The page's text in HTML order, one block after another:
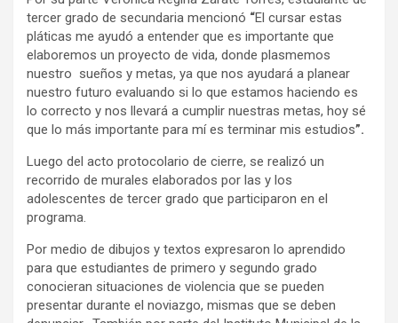
tercer grado de secundaria mencionó “El cursar estas
pláticas me ayudó a entender que es importante que
elaboremos un proyecto de vida, donde plasmemos
nuestro sueños y metas, ya que nos ayudará a planear
nuestro futuro evaluando si lo que estamos haciendo es
lo correcto y nos llevará a cumplir nuestras metas, hoy sé
que lo más importante para mí es terminar mis estudios”.
Luego del acto protocolario de cierre, se realizó un
recorrido de murales elaborados por las y los
adolescentes de tercer grado que participaron en el
programa.
Por medio de dibujos y textos expresaron lo aprendido
para que estudiantes de primero y segundo grado
conocieran situaciones de violencia que se pueden
presentar durante el noviazgo, mismas que se deben